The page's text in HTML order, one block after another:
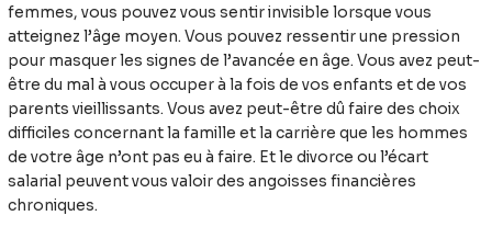
femmes, vous pouvez vous sentir invisible lorsque vous
atteignez l’âge moyen. Vous pouvez ressentir une pression
pour masquer les signes de l’avancée en âge. Vous avez peut-
être du mal à vous occuper à la fois de vos enfants et de vos
parents vieillissants. Vous avez peut-être dû faire des choix
difficiles concernant la famille et la carrière que les hommes
de votre âge n’ont pas eu à faire. Et le divorce ou l’écart
salarial peuvent vous valoir des angoisses financières
chroniques.